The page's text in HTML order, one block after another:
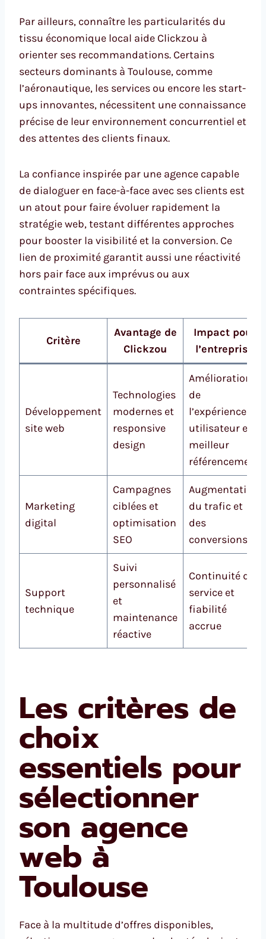
Par ailleurs, connaître les particularités du
tissu économique local aide Clickzou à
orienter ses recommandations. Certains
secteurs dominants à Toulouse, comme
l’aéronautique, les services ou encore les start-
ups innovantes, nécessitent une connaissance
précise de leur environnement concurrentiel et
des attentes des clients finaux.
La confiance inspirée par une agence capable
de dialoguer en face-à-face avec ses clients est
un atout pour faire évoluer rapidement la
stratégie web, testant différentes approches
pour booster la visibilité et la conversion. Ce
lien de proximité garantit aussi une réactivité
hors pair face aux imprévus ou aux
contraintes spécifiques.
Critère
Avantage de
Clickzou
Impact pour
l’entreprise
Développement
site web
Technologies
modernes et
responsive
design
Amélioration
de
l’expérience
utilisateur et
meilleur
référencement
Marketing
digital
Campagnes
ciblées et
optimisation
SEO
Augmentation
du trafic et
des
conversions
Support
technique
Suivi
personnalisé
et
maintenance
réactive
Continuité du
service et
fiabilité
accrue
Les critères de
choix
essentiels pour
sélectionner
son agence
web à
Toulouse
Face à la multitude d’offres disponibles,